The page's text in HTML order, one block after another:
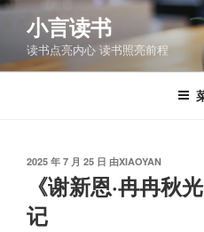
跳
容
小言读书
读书点亮内心 读书照亮前程
发
2025 年 7 月 25 日 由XIAOYAN
《谢新恩·冉冉秋
记